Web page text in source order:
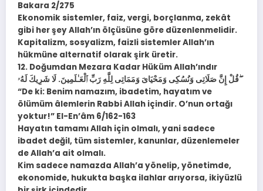
Bakara 2/275
Ekonomik sistemler, faiz, vergi, borçlanma, zekât
gibi her şey Allah’ın ölçüsüne göre düzenlenmelidir.
Kapitalizm, sosyalizm, faizli sistemler Allah’ın
hükmüne alternatif olarak şirk üretir.
12. Doğumdan Mezara Kadar Hüküm Allah’ındır
قُلْ إِنَّ صَلَاتِى وَنُسُكِى وَمَحْيَاىَ وَمَمَاتِى لِلَّهِ رَبِّ ٱلْعَـٰلَمِينَ. لَا شَرِيكَ لَهُۥ ۖ
“De ki: Benim namazım, ibadetim, hayatım ve
ölümüm âlemlerin Rabbi Allah içindir. O’nun ortağı
yoktur!” El-En’âm 6/162-163
Hayatın tamamı Allah için olmalı, yani sadece
ibadet değil, tüm sistemler, kanunlar, düzenlemeler
de Allah’a ait olmalı.
Kim sadece namazda Allah’a yönelip, yönetimde,
ekonomide, hukukta başka ilahlar arıyorsa, ikiyüzlü